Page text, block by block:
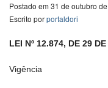
Postado em 31 de outubro
Escrito porportaldori
LEI Nº 12.874, DE 29
Vigência